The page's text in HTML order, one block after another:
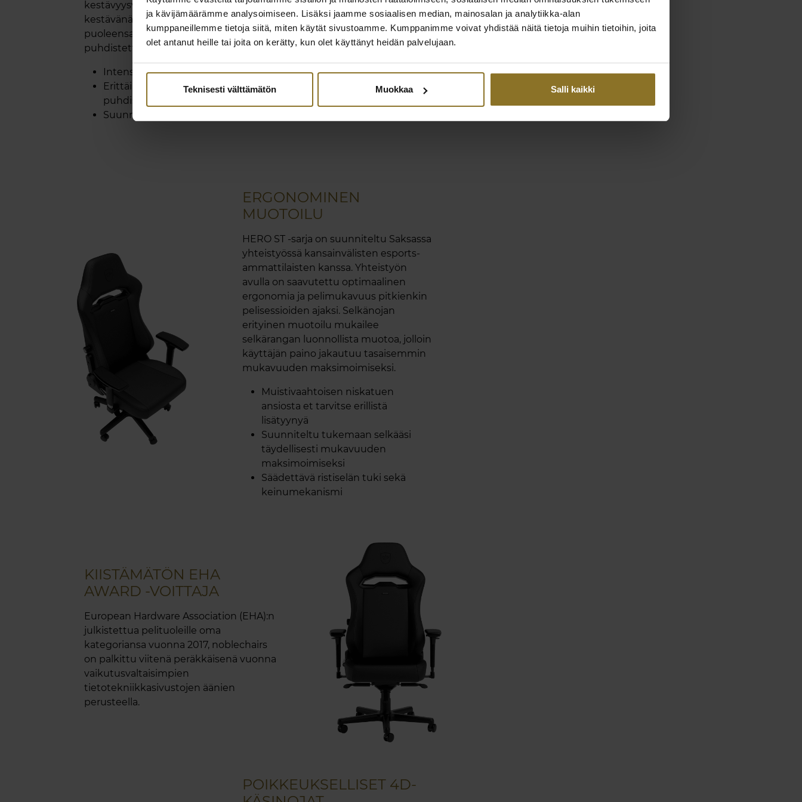
ja kävijämäärämme analysoimiseen. Lisäksi jaamme sosiaalisen median, mainosalan ja analytiikka-alan
kumppaneillemme tietoja siitä, miten käytät sivustoamme. Kumppanimme voivat yhdistää näitä tietoja muihin tietoihin, joita
olet antanut heille tai joita on kerätty, kun olet käyttänyt heidän palvelujaan.
Teknisesti välttämätön Muokkaa Salli kaikki
kestävyysvaatimukset. Kulutuksen
kestävänä ja sysimustana se on sekä
puoleensavetävä että helposti
puhdistettava.
Intensiivisen musta PU-keinonahka
Erittäin kestävä ja helposti
puhdistettava
Suunniteltu Saksassa
ERGONOMINEN
MUOTOILU
HERO ST -sarja on suunniteltu Saksassa
yhteistyössä kansainvälisten esports-
ammattilaisten kanssa. Yhteistyön
avulla on saavutettu optimaalinen
ergonomia ja pelimukavuus pitkienkin
pelisessioiden ajaksi. Selkänojan
erityinen muotoilu mukailee
selkärangan luonnollista muotoa, jolloin
käyttäjän paino jakautuu tasaisemmin
mukavuuden maksimoimiseksi.
Muistivaahtoisen niskatuen
ansiosta et tarvitse erillistä
lisätyynyä
Suunniteltu tukemaan selkääsi
täydellisesti mukavuuden
maksimoimiseksi
Säädettävä ristiselän tuki sekä
keinumekanismi
KIISTÄMÄTÖN EHA
AWARD -VOITTAJA
European Hardware Association (EHA):n
julkistettua pelituoleille oma
kategoriansa vuonna 2017, noblechairs
on palkittu viitenä peräkkäisenä vuonna
vaikutusvaltaisimpien
tietotekniikkasivustojen äänien
perusteella.
POIKKEUKSELLISET 4D-